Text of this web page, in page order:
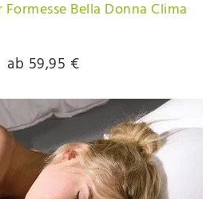
Bella Donna Clima
ab 59,95 €